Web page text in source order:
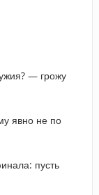
— грожу
явно не по
пусть